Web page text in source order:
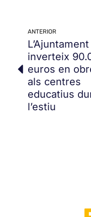
ANTERIOR
L’Ajuntament
inverteix
euros en
als centres
educatius
l’estiu